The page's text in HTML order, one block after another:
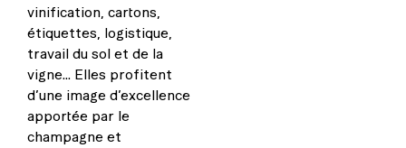
vinification, cartons,
étiquettes, logistique,
travail du sol et de la
vigne… Elles profitent
d’une image d’excellence
apportée par le
champagne et